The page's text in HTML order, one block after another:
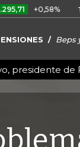
TASA DE
Beps
presidente de